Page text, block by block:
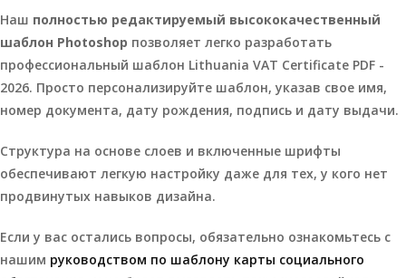
Наш полностью редактируемый высококачественный
шаблон Photoshop позволяет легко разработать
профессиональный шаблон Lithuania VAT Certificate PDF -
2026. Просто персонализируйте шаблон, указав свое имя,
номер документа, дату рождения, подпись и дату выдачи.
Структура на основе слоев и включенные шрифты
обеспечивают легкую настройку даже для тех, у кого нет
продвинутых навыков дизайна.
Если у вас остались вопросы, обязательно ознакомьтесь с
нашим руководством по шаблону карты социального